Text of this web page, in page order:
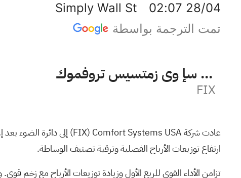
Simply Wall St
02:07 28/04
تمت الترجمة بواسطة
كومفورت سيستمز يو إس إيه
FIX
عادت شركة Comfort Systems USA (FIX)
ارتفاع توزيعات الأرباح الفصلية وترقية تصنيف الوساطة.